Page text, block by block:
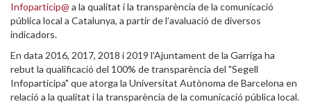
Infoparticip@ a la qualitat i la transparència de la comunicació
pública local a Catalunya, a partir de l’avaluació de diversos
indicadors.
En data 2016, 2017, 2018 i 2019 l'Ajuntament de la Garriga ha
rebut la qualificació del 100% de transparència del "Segell
Infoparticipa" que atorga la Universitat Autònoma de Barcelona en
relació a la qualitat i la transparència de la comunicació pública local.